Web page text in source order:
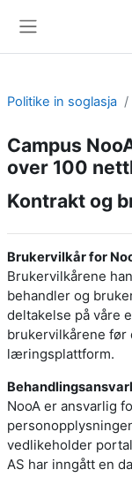
Politike in soglasja
Campus
over 100
Kontrakt og
Brukervilkår for
Brukervilkårene
behandler og
deltakelse på våre
brukervilkårene før
læringsplattform.
NooA er ansvarlig
vedlikeholder
AS har inngått en